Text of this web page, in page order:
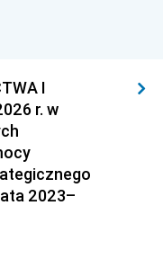
I
r. w
2023–